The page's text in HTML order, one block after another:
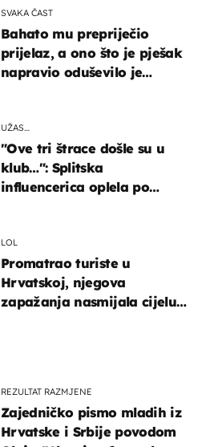
REZULTAT RAZMJENE
Zajedničko pismo mladih iz
Hrvatske i Srbije povodom
SVAKA ČAST
Bahato mu prepriječio
prijelaz, a ono što je pješak
napravio oduševilo je
UŽAS…
"Ove tri štrace došle su u
klub…": Splitska
influencerica oplela po
LOL
Promatrao turiste u
Hrvatskoj, njegova
zapažanja nasmijala cijelu